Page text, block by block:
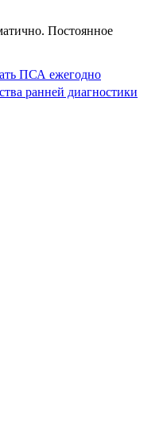
Постоянное
ПСА ежегодно
ранней диагностики